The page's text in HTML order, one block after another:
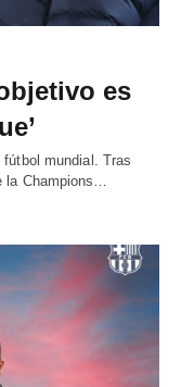
es
mundial. Tras
la Champions…